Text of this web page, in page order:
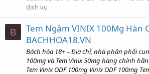
dịch vụ
B
Tem Ngậm VINIX 100Mg Hàn
BACHHOA18.VN
Bách hóa 18+ – Địa chỉ, nhà phân phối
100mg và Tem Vinix 50mg hàng chính
Tem Vinix ODF 100mg Vinix ODF 100mg